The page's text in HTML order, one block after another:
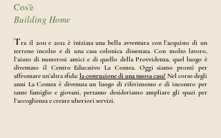
Cos'è
Building Home
Tra il 2011 e 2012 è iniziata una bella avventura con l’acquisto di un
terreno incolto e di una casa colonica dissestata. Con molto lavoro,
l’aiuto di numerosi amici e di quello della Provvidenza, quel luogo è
diventato il Centro Educativo La Contea. Oggi siamo pronti per
affrontare un’altra sfida:la costruzione di una nuova casa! Nel corso degli
anni La Contea è divenuta un luogo di riferimento e di incontro per
tante famiglie e giovani, pertanto desideriamo ampliare gli spazi per
l’accoglienza e creare ulteriori servizi.